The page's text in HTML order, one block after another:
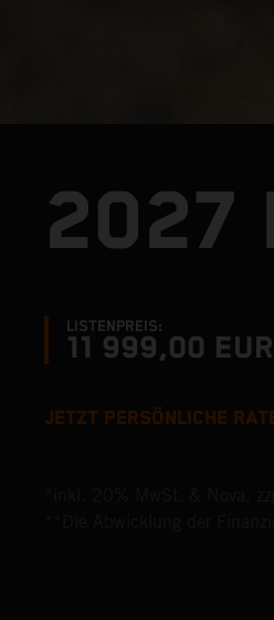
2027
LISTENPREIS:
11 999,00
JETZT PERSÖNLICHE